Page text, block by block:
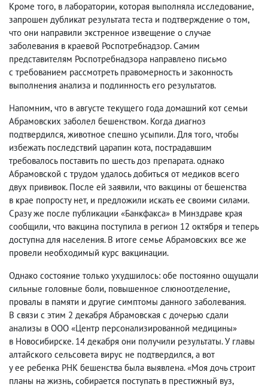
Кроме того, в лаборатории, которая выполняла исследование,
запрошен дубликат результата теста и подтверждение о том,
что они направили экстренное извещение о случае
заболевания в краевой Роспотребнадзор. Самим
представителям Роспотребнадзора направлено письмо
с требованием рассмотреть правомерность и законность
выполнения анализа и подлинность его результатов.
Напомним, что в августе текущего года домашний кот семьи
Абрамовских заболел бешенством. Когда диагноз
подтвердился, животное спешно усыпили. Для того, чтобы
избежать последствий царапин кота, пострадавшим
требовалось поставить по шесть доз препарата. однако
Абрамовской с трудом удалось добиться от медиков всего
двух прививок. После ей заявили, что вакцины от бешенства
в крае попросту нет, и предложили искать ее своими силами.
Сразу же после публикации «Банкфакса» в Минздраве края
сообщили, что вакцина поступила в регион 12 октября и теперь
доступна для населения. В итоге семье Абрамовских все же
провели необходимый курс вакцинации.
Однако состояние только ухудшилось: обе постоянно ощущали
сильные головные боли, повышенное слюноотделение,
провалы в памяти и другие симптомы данного заболевания.
В связи с этим 2 декабря Абрамовская с дочерью сдали
анализы в ООО «Центр персонализированной медицины»
в Новосибирске. 14 декабря они получили результаты. У главы
алтайского сельсовета вирус не подтвердился, а вот
у ее ребенка РНК бешенства была выявлена. «Моя дочь строит
планы на жизнь, собирается поступать в престижный вуз,